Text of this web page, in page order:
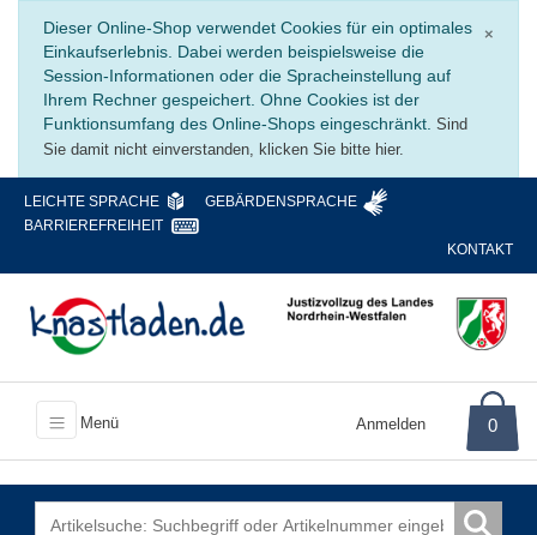
×
Dieser Online-Shop verwendet Cookies für ein optimales
Einkaufserlebnis. Dabei werden beispielsweise die
Session-Informationen oder die Spracheinstellung auf
Ihrem Rechner gespeichert. Ohne Cookies ist der
Funktionsumfang des Online-Shops eingeschränkt. Sind
Sie damit nicht einverstanden, klicken Sie bitte hier.
LEICHTE SPRACHE
GEBÄRDENSPRACHE
BARRIEREFREIHEIT
KONTAKT
Menü Anmelden 0